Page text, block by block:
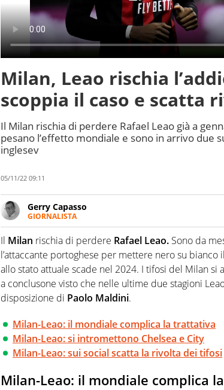
Milan, Leao rischia
scoppia il caso e scatta
Il Milan rischia di perdere Rafael Leao già a
pesano l’effetto mondiale e sono in arrivo due
inglesev
05/11/22 09:11
Gerry Capasso
GIORNALISTA
Per lui gli sport americani non hanno segreti:
innata di trovare la notizia dove altri non
Il Milan rischia di perdere Rafael Leao. Sono da
l’attaccante portoghese per mettere nero su
allo stato attuale scade nel 2024. I tifosi del Milan si
a conclusone visto che nelle ultime due stagioni
disposizione di Paolo Maldini.
Milan-Leao: il mondiale complica la trattativa
Milan-Leao: si intromettono Chelsea e City
Milan-Leao: sui social scatta la rivolta dei tifosi
Milan-Leao: il mondiale complica